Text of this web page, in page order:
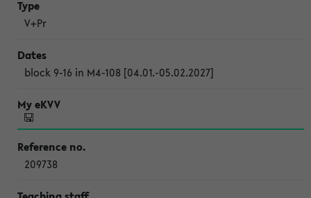
V+Pr
block 9-16 in M4-108 [04.01.-05.02.2027]
209738